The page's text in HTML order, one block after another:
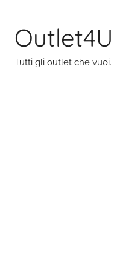
contenuto
Outlet4U
Tutti gli outlet che vuoi…